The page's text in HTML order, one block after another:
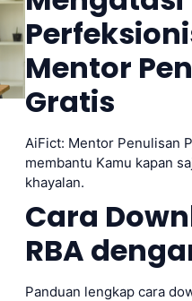
Mentor
Gratis
AiFict: Mentor Penulisan
membantu Kamu kapan
khayalan.
Cara
RBA
Panduan lengkap cara